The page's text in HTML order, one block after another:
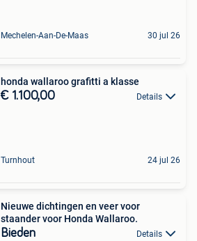
Mechelen-Aan-De-Maas 30 jul 26
honda wallaroo grafitti a klasse
€ 1.100,00 Details
Turnhout 24 jul 26
Nieuwe dichtingen en veer voor
staander voor Honda Wallaroo.
Bieden Details